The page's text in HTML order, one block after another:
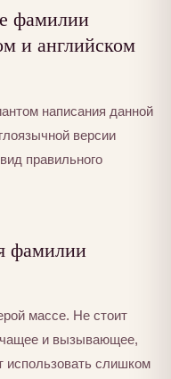
фамилии
и английском
написания данной
версии
правильного
фамилии
массе. Не стоит
и вызывающее,
слишком